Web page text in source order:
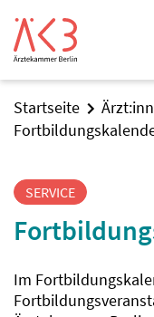
Startseite
SERVICE
Im